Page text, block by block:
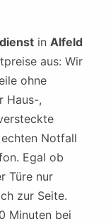
in Alfeld
aus: Wir
ohne
Haus-,
Notfall
Egal ob
Türe nur
zur Seite.
Minuten bei